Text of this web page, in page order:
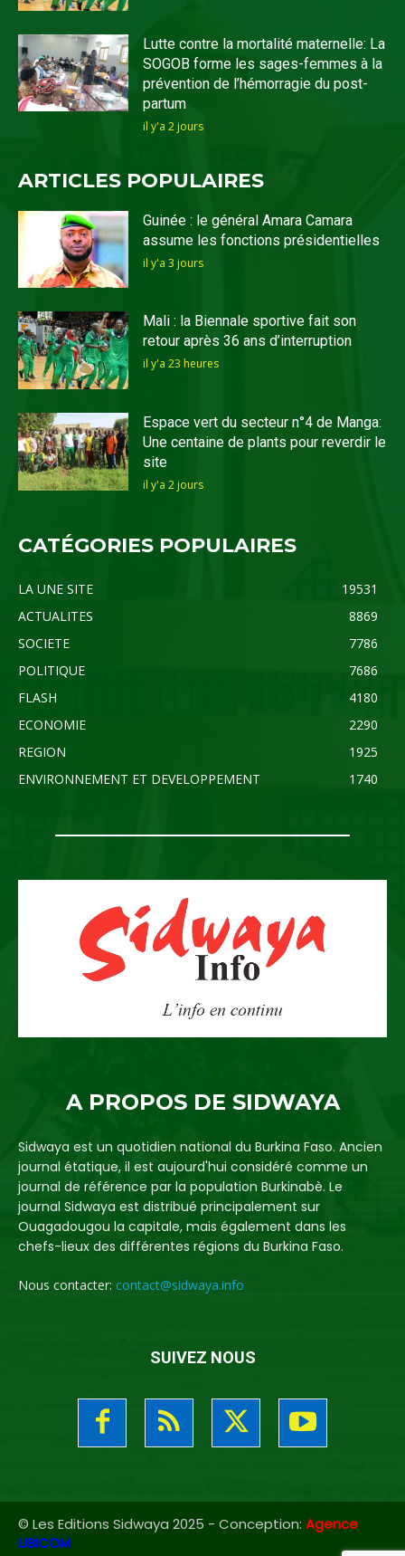
Lutte contre la mortalité maternelle: La
SOGOB forme les sages-femmes à la
prévention de l’hémorragie du post-
partum
il y'a 2 jours
ARTICLES POPULAIRES
Guinée : le général Amara Camara
assume les fonctions présidentielles
il y'a 3 jours
Mali : la Biennale sportive fait son
retour après 36 ans d’interruption
il y'a 23 heures
Espace vert du secteur n°4 de Manga:
Une centaine de plants pour reverdir le
site
il y'a 2 jours
CATÉGORIES POPULAIRES
LA UNE SITE
19531
ACTUALITES
8869
SOCIETE
7786
POLITIQUE
7686
FLASH
4180
ECONOMIE
2290
REGION
1925
ENVIRONNEMENT ET DEVELOPPEMENT
1740
A PROPOS DE SIDWAYA
Sidwaya est un quotidien national du Burkina Faso. Ancien
journal étatique, il est aujourd'hui considéré comme un
journal de référence par la population Burkinabè. Le
journal Sidwaya est distribué principalement sur
Ouagadougou la capitale, mais également dans les
chefs-lieux des différentes régions du Burkina Faso.
Nous contacter: contact@sidwaya.info
SUIVEZ NOUS
© Les Editions Sidwaya 2025 - Conception: Agence
UBICOM